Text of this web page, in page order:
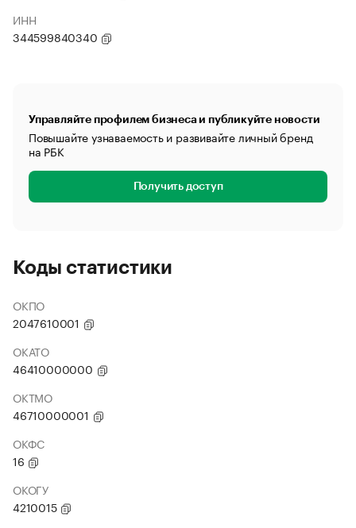
ИНН
344599840340
Управляйте профилем бизнеса и публикуйте новости
Повышайте узнаваемость и развивайте личный бренд
на РБК
Получить доступ
Коды статистики
ОКПО
2047610001
ОКАТО
46410000000
ОКТМО
46710000001
ОКФС
16
ОКОГУ
4210015